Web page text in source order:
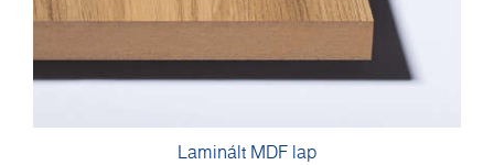
Laminált MDF lap